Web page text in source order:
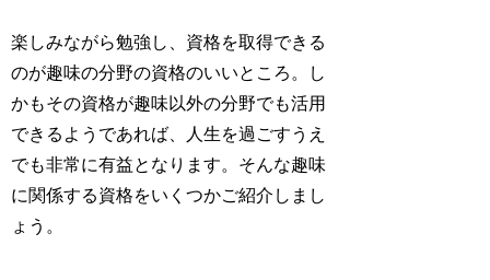
楽しみながら勉強し、資格を取得できる
のが趣味の分野の資格のいいところ。し
かもその資格が趣味以外の分野でも活用
できるようであれば、人生を過ごすうえ
でも非常に有益となります。そんな趣味
に関係する資格をいくつかご紹介しまし
ょう。